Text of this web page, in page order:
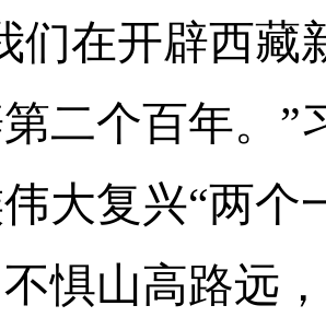
们在开辟西藏
二个百年。”
大复兴“两个
惧山高路远